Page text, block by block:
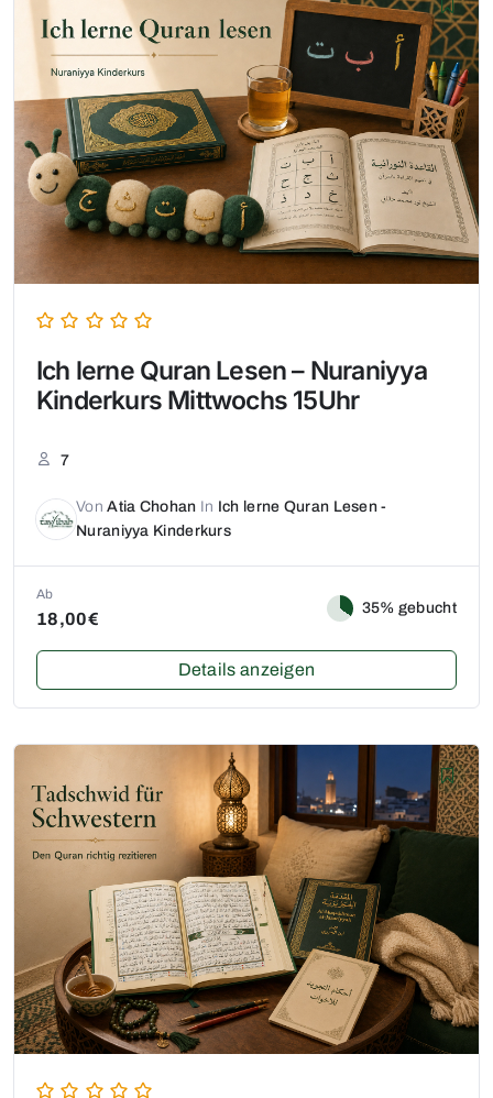
Ich lerne Quran Lesen – Nuraniyya
Kinderkurs Mittwochs 15Uhr
7
VonAtia Chohan In Ich lerne Quran Lesen -
Nuraniyya Kinderkurs
Ab
18,00€
35% gebucht
Details anzeigen